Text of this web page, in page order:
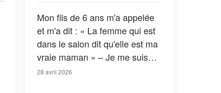
Mon fils de 6 ans m'a appelée
et m'a dit : « La femme qui est
dans le salon dit qu'elle est ma
vraie maman » – Je me suis
précipitée à la maison, mais
28 avril 2026